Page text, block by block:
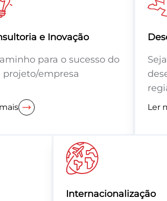
e Inovação
para o sucesso do
projeto/empresa
Ler
Internacionalização